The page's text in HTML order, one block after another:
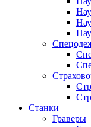
Станки
Граверы